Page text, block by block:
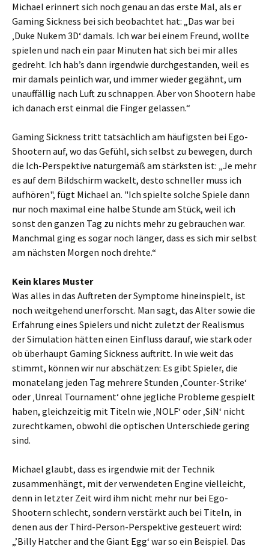
Michael erinnert sich noch genau an das erste Mal, als er
Gaming Sickness bei sich beobachtet hat: „Das war bei
‚Duke Nukem 3D‘ damals. Ich war bei einem Freund, wollte
spielen und nach ein paar Minuten hat sich bei mir alles
gedreht. Ich hab’s dann irgendwie durchgestanden, weil es
mir damals peinlich war, und immer wieder gegähnt, um
unauffällig nach Luft zu schnappen. Aber von Shootern habe
ich danach erst einmal die Finger gelassen.“
Gaming Sickness tritt tatsächlich am häufigsten bei Ego-
Shootern auf, wo das Gefühl, sich selbst zu bewegen, durch
die Ich-Perspektive naturgemäß am stärksten ist: „Je mehr
es auf dem Bildschirm wackelt, desto schneller muss ich
aufhören", fügt Michael an. "Ich spielte solche Spiele dann
nur noch maximal eine halbe Stunde am Stück, weil ich
sonst den ganzen Tag zu nichts mehr zu gebrauchen war.
Manchmal ging es sogar noch länger, dass es sich mir selbst
am nächsten Morgen noch drehte.“
Kein klares Muster
Was alles in das Auftreten der Symptome hineinspielt, ist
noch weitgehend unerforscht. Man sagt, das Alter sowie die
Erfahrung eines Spielers und nicht zuletzt der Realismus
der Simulation hätten einen Einfluss darauf, wie stark oder
ob überhaupt Gaming Sickness auftritt. In wie weit das
stimmt, können wir nur abschätzen: Es gibt Spieler, die
monatelang jeden Tag mehrere Stunden ‚Counter-Strike‘
oder ‚Unreal Tournament‘ ohne jegliche Probleme gespielt
haben, gleichzeitig mit Titeln wie ‚NOLF‘ oder ‚SiN‘ nicht
zurechtkamen, obwohl die optischen Unterschiede gering
sind.
Michael glaubt, dass es irgendwie mit der Technik
zusammenhängt, mit der verwendeten Engine vielleicht,
denn in letzter Zeit wird ihm nicht mehr nur bei Ego-
Shootern schlecht, sondern verstärkt auch bei Titeln, in
denen aus der Third-Person-Perspektive gesteuert wird:
„’Billy Hatcher and the Giant Egg‘ war so ein Beispiel. Das